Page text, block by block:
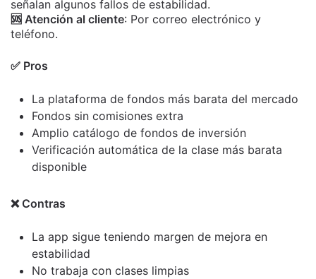
señalan algunos fallos de estabilidad.
🆘 Atención al cliente: Por correo electrónico y
teléfono.
✅ Pros
La plataforma de fondos más barata del mercado
Fondos sin comisiones extra
Amplio catálogo de fondos de inversión
Verificación automática de la clase más barata
disponible
❌ Contras
La app sigue teniendo margen de mejora en
estabilidad
No trabaja con clases limpias